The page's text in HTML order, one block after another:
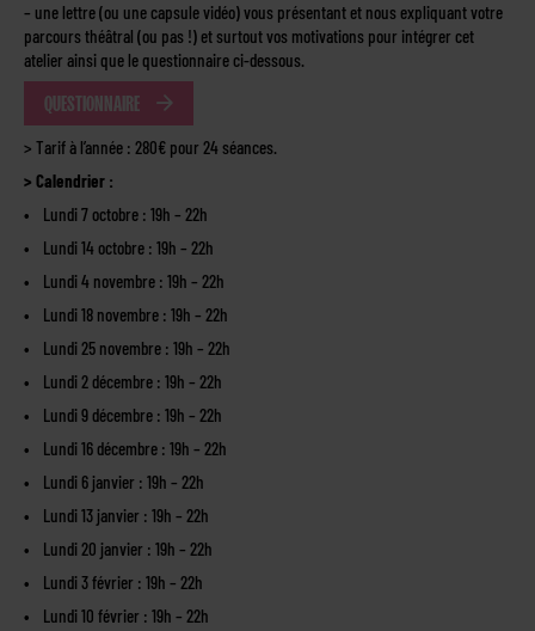
– une lettre (ou une capsule vidéo) vous présentant et nous expliquant votre
parcours théâtral (ou pas !) et surtout vos motivations pour intégrer cet
atelier ainsi que le questionnaire ci-dessous.
QUESTIONNAIRE
> Tarif à l’année : 280€ pour 24 séances.
> Calendrier :
Lundi 7 octobre : 19h – 22h
Lundi 14 octobre : 19h – 22h
Lundi 4 novembre : 19h – 22h
Lundi 18 novembre : 19h – 22h
Lundi 25 novembre : 19h – 22h
Lundi 2 décembre : 19h – 22h
Lundi 9 décembre : 19h – 22h
Lundi 16 décembre : 19h – 22h
Lundi 6 janvier : 19h – 22h
Lundi 13 janvier : 19h – 22h
Lundi 20 janvier : 19h – 22h
Lundi 3 février : 19h – 22h
Lundi 10 février : 19h – 22h